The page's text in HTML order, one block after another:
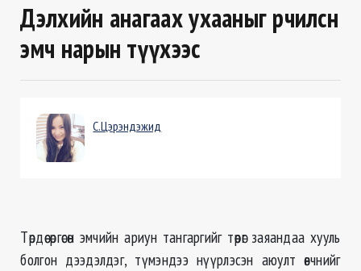
Дэлхийн анагаах ухааныг өөрчилсөн
эмч нарын түүхээс
С.Цэрэндэжид
Төрдөө өргөсөн эмчийн ариун тангаргийг төөрөг заяандаа хууль
болгон дээдэлдэг, түмэндээ нүүрлэсэн аюулт өвчнийг